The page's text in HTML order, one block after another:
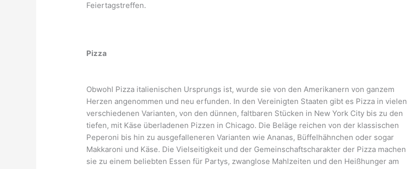
Feiertagstreffen.
Pizza
Obwohl Pizza italienischen Ursprungs ist, wurde sie von den Amerikanern von ganzem
Herzen angenommen und neu erfunden. In den Vereinigten Staaten gibt es Pizza in vielen
verschiedenen Varianten, von den dünnen, faltbaren Stücken in New York City bis zu den
tiefen, mit Käse überladenen Pizzen in Chicago. Die Beläge reichen von der klassischen
Peperoni bis hin zu ausgefalleneren Varianten wie Ananas, Büffelhähnchen oder sogar
Makkaroni und Käse. Die Vielseitigkeit und der Gemeinschaftscharakter der Pizza machen
sie zu einem beliebten Essen für Partys, zwanglose Mahlzeiten und den Heißhunger am